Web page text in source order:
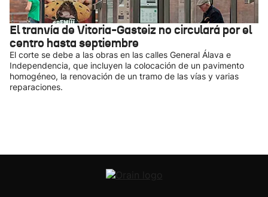
El tranvía de Vitoria-Gasteiz no circulará por el
centro hasta septiembre
El corte se debe a las obras en las calles General Álava e
Independencia, que incluyen la colocación de un pavimento
homogéneo, la renovación de un tramo de las vías y varias
reparaciones.